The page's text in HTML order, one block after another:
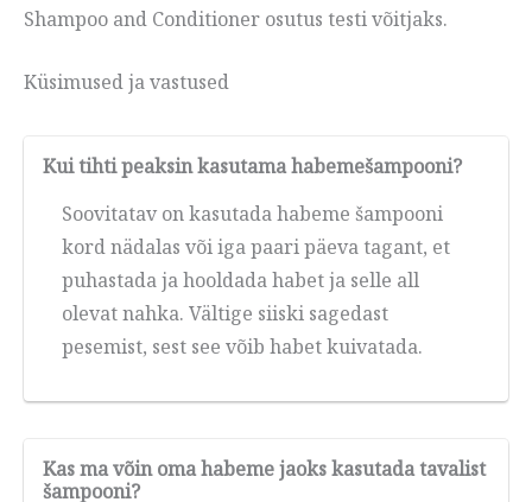
Shampoo and Conditioner osutus testi võitjaks.
Küsimused ja vastused
Kui tihti peaksin kasutama habemešampooni?
Soovitatav on kasutada habeme šampooni
kord nädalas või iga paari päeva tagant, et
puhastada ja hooldada habet ja selle all
olevat nahka. Vältige siiski sagedast
pesemist, sest see võib habet kuivatada.
Kas ma võin oma habeme jaoks kasutada tavalist
šampooni?